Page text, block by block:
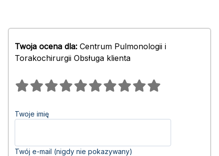
Twoja ocena dla: Centrum Pulmonologii i
Torakochirurgii Obsługa klienta
Twoje imię
Twój e-mail (nigdy nie pokazywany)